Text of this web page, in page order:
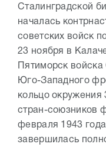
Сталинградской
началась
советских войск
23 ноября в
Пятиморск
Юго-Западного
кольцо окружения
стран-союзников
февраля 1943
завершилась